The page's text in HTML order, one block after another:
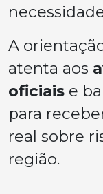
A
atenta aos
oficiais e
para
real sobre
região.